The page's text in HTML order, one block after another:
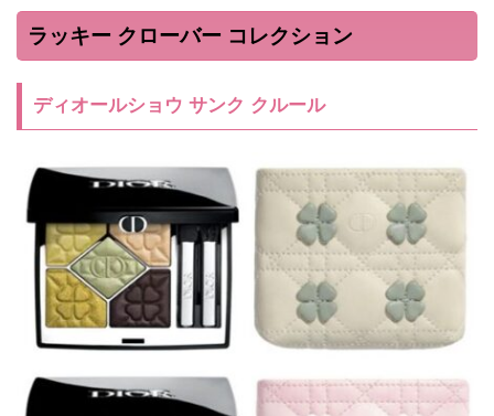
ラッキー クローバー コレクション
ディオールショウ サンク クルール